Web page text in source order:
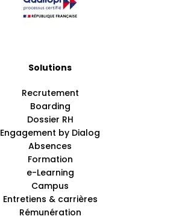
Solutions
Recrutement
Boarding
Dossier RH
Engagement by Dialog
Absences
Formation
e-Learning
Campus
Entretiens & carrières
Rémunération